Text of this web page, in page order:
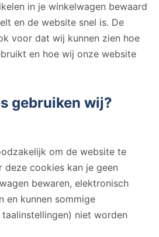
in je winkelwagen bewaard
en de website snel is. De
voor dat wij kunnen zien hoe
en hoe wij onze website
gebruiken wij?
om de website te
deze cookies kan je geen
bewaren, elektronisch
en kunnen sommige
niet worden